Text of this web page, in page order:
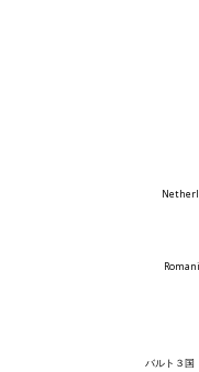
バルト３国